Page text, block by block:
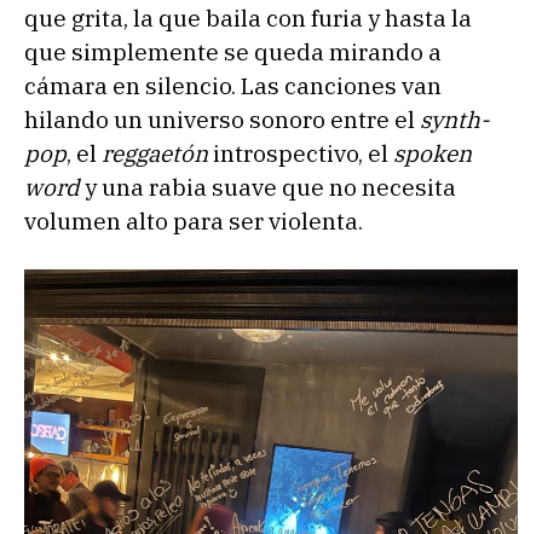
que grita, la que baila con furia y hasta la
que simplemente se queda mirando a
cámara en silencio. Las canciones van
hilando un universo sonoro entre el synth-
pop, el reggaetón introspectivo, el spoken
wordy una rabia suave que no necesita
volumen alto para ser violenta.